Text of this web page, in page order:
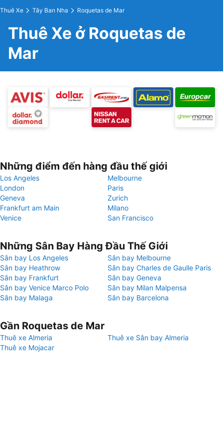
Thuê Xe Tây Ban Nha Roquetas de Mar
Thuê Xe ở Roquetas de
Mar
Những điểm đến hàng đầu thế giới
Los Angeles
Melbourne
London
Paris
Geneva
Zurich
Frankfurt am Main
Milano
Venice
San Francisco
Những Sân Bay Hàng Đầu Thế Giới
Sân bay Los Angeles
Sân bay Melbourne
Sân bay Heathrow
Sân bay Charles de Gaulle Paris
Sân bay Frankfurt
Sân bay Geneva
Sân bay Venice Marco Polo
Sân bay Milan Malpensa
Sân bay Malaga
Sân bay Barcelona
Gần Roquetas de Mar
Thuê xe Almeria
Thuê xe Sân bay Almeria
Thuê xe Mojacar